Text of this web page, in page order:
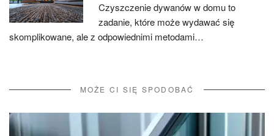
Czyszczenie dywanów w domu to
zadanie, które może wydawać się
skomplikowane, ale z odpowiednimi metodami…
MOŻE CI SIĘ SPODOBAĆ